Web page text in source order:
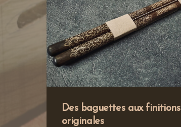
Des baguettes aux finitions
originales